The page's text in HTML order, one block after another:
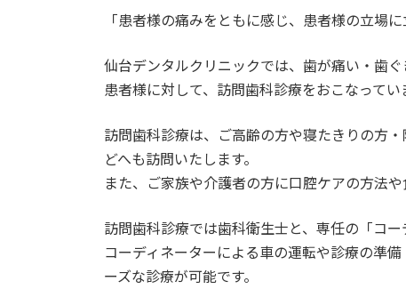
「患者様の痛みをともに感じ、患者様の立場
仙台デンタルクリニックでは、歯が痛い・歯
患者様に対して、訪問歯科診療をおこなってい
訪問歯科診療は、ご高齢の方や寝たきりの方
どへも訪問いたします。
また、ご家族や介護者の方に口腔ケアの方法
訪問歯科診療では歯科衛生士と、専任の「コ
コーディネーターによる車の運転や診療の準
ーズな診療が可能です。